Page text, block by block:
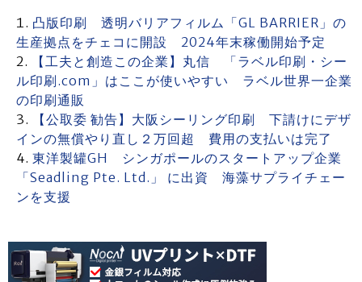
凸版印刷 透明バリアフィルム「GL BARRIER」の
生産拠点をチェコに開設 2024年末稼働開始予定
【工夫と創造この企業】丸信 「ラベル印刷・シー
ル印刷.com」はここが使いやすい ラベル世界一企業
の印刷通販
【公取委 勧告】大阪シーリング印刷 下請けにデザ
インの無償やり直し２万回超 費用の支払いは完了
東洋製罐GH シンガポールのスタートアップ企業
「Seadling Pte. Ltd.」 に出資 海藻サプライチェー
ンを支援